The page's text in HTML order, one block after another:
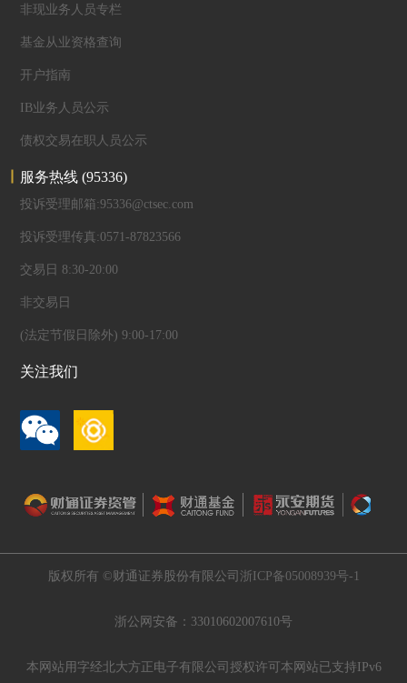
非现业务人员专栏
基金从业资格查询
开户指南
IB业务人员公示
债权交易在职人员公示
服务热线(95336)
投诉受理邮箱:95336@ctsec.com
投诉受理传真:0571-87823566
交易日 8:30-20:00
非交易日
(法定节假日除外) 9:00-17:00
关注我们
版权所有 ©财通证券股份有限公司 浙ICP备05008939号-1
浙公网安备：33010602007610号
本网站用字经北大方正电子有限公司授权许可 本网站已支持IPv6